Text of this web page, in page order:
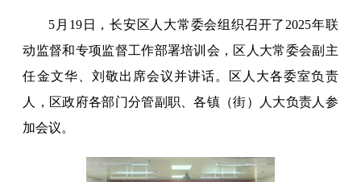
5月19日，长安区人大常委会组织召开了2025年联
动监督和专项监督工作部署培训会，区人大常委会副主
任金文华、刘敬出席会议并讲话。区人大各委室负责
人，区政府各部门分管副职、各镇（街）人大负责人参
加会议。